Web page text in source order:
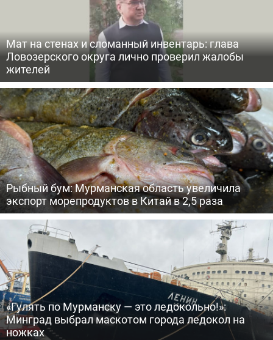
Мат на стенах и сломанный инвентарь: глава
Ловозерского округа лично проверил жалобы
жителей
Рыбный бум: Мурманская область увеличила
экспорт морепродуктов в Китай в 2,5 раза
«Гулять по Мурманску — это ледокольно!»:
Минград выбрал маскотом города ледокол на
ножках